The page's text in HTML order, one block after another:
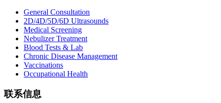
General Consultation
2D/4D/5D/6D Ultrasounds
Medical Screening
Nebulizer Treatment
Blood Tests & Lab
Chronic Disease Management
Vaccinations
Occupational Health
联系信息